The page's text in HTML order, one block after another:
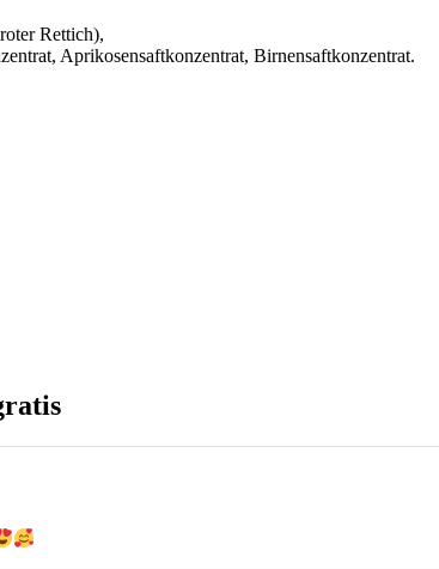
Rettich),
Aprikosensaftkonzentrat, Birnensaftkonzentrat.